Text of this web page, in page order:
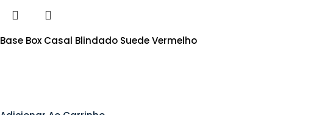
Base Box Casal Blindado Suede Vermelho